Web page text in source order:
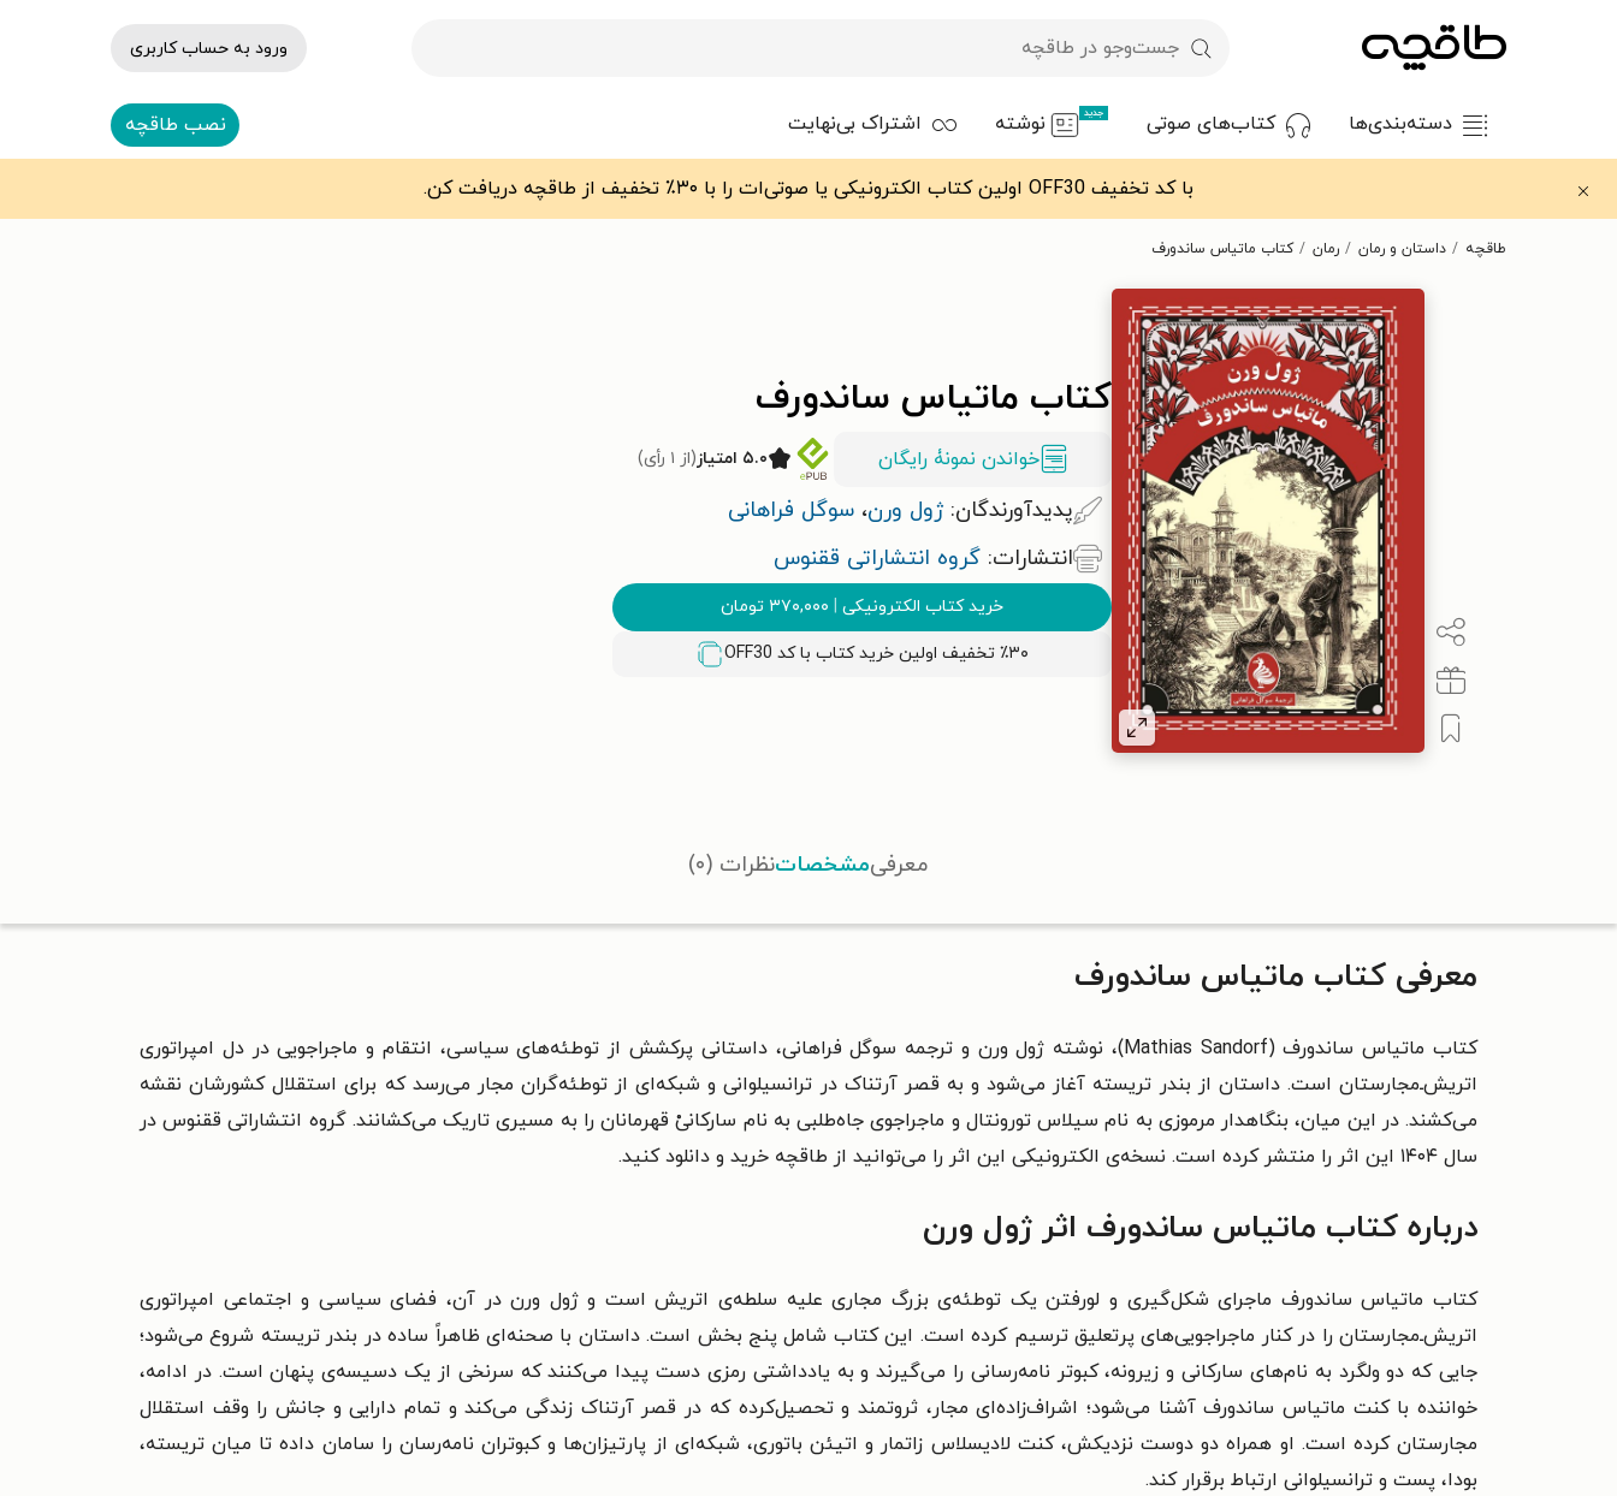
ورود به حساب کاربری
دسته‌بندی‌ها کتاب‌های صوتی جدید نوشته اشتراک بی‌نهایت نصب طاقچه
با کد تخفیف OFF30 اولین کتاب الکترونیکی یا صوتی‌ات را با ۳۰٪ تخفیف از طاقچه دریافت کن.
طاقچه داستان و رمان رمان کتاب ماتیاس ساندورف
کتاب ماتیاس ساندورف
خواندن نمونۀ رایگان ۵.۰ امتیاز (از ۱ رأی)
پدیدآورندگان: ژول ورن، سوگل فراهانی
انتشارات: گروه انتشاراتی ققنوس
خرید کتاب الکترونیکی ۳۷۰,۰۰۰ تومان
٪۳۰ تخفیف اولین خرید کتاب با کد OFF30
معرفیمشخصاتنظرات (۰)
معرفی کتاب ماتیاس ساندورف
کتاب ماتیاس ساندورف (Mathias Sandorf)، نوشته ژول ورن و ترجمه سوگل فراهانی، داستانی پرکشش از توطئه‌های سیاسی، انتقام و ماجراجویی در دل امپراتوری
اتریش‌ـ‌مجارستان است. داستان از بندر تریسته آغاز می‌شود و به قصر آرتناک در ترانسیلوانی و شبکه‌ای از توطئه‌گران مجار می‌رسد که برای استقلال کشورشان نقشه
می‌کشند. در این میان، بنگاهدار مرموزی به نام سیلاس تورونتال و ماجراجوی جاه‌طلبی به نام سارکانیْ قهرمانان را به مسیری تاریک می‌کشانند. گروه انتشاراتی ققنوس در
سال ۱۴۰۴ این اثر را منتشر کرده است. نسخه‌ی الکترونیکی این اثر را می‌توانید از طاقچه خرید و دانلود کنید.
درباره کتاب ماتیاس ساندورف اثر ژول ورن
کتاب ماتیاس ساندورف ماجرای شکل‌گیری و لورفتن یک توطئه‌ی بزرگ مجاری علیه سلطه‌ی اتریش است و ژول ورن در آن، فضای سیاسی و اجتماعی امپراتوری
اتریش‌ـ‌مجارستان را در کنار ماجراجویی‌های پرتعلیق ترسیم کرده است. این کتاب شامل پنج بخش است. داستان با صحنه‌ای ظاهراً ساده در بندر تریسته شروع می‌شود؛
جایی که دو ولگرد به نام‌های سارکانی و زیرونه، کبوتر نامه‌رسانی را می‌گیرند و به یادداشتی رمزی دست پیدا می‌کنند که سرنخی از یک دسیسه‌ی پنهان است. در ادامه،
خواننده با کنت ماتیاس ساندورف آشنا می‌شود؛ اشراف‌زاده‌ای مجار، ثروتمند و تحصیل‌کرده که در قصر آرتناک زندگی می‌کند و تمام دارایی و جانش را وقف استقلال
مجارستان کرده است. او همراه دو دوست نزدیکش، کنت لادیسلاس زاتمار و اتیئن باتوری، شبکه‌ای از پارتیزان‌ها و کبوتران نامه‌رسان را سامان داده تا میان تریسته،
بودا، پست و ترانسیلوانی ارتباط برقرار کند.